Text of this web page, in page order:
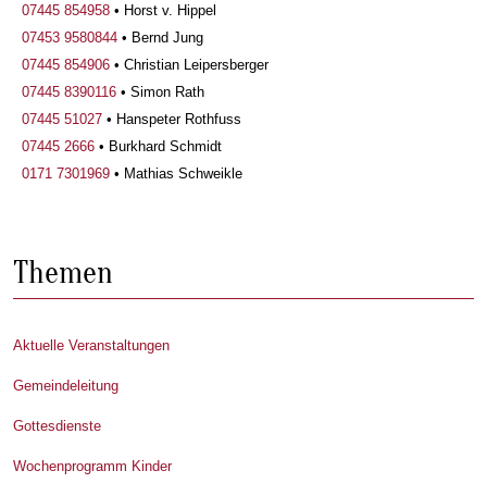
07445 854958 • Horst v. Hippel
07453 9580844 • Bernd Jung
07445 854906 • Christian Leipersberger
07445 8390116 • Simon Rath
07445 51027 • Hanspeter Rothfuss
07445 2666 • Burkhard Schmidt
0171 7301969 • Mathias Schweikle
Themen
Aktuelle Veranstaltungen
Gemeindeleitung
Gottesdienste
Wochenprogramm Kinder